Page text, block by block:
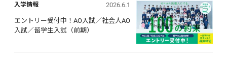
入学情報 2026.6.1
エントリー受付中！AO入試／社会人AO
入試／留学生入試（前期）